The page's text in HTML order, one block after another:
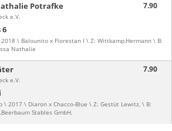
6
\ Balounito x Florestan I \ Z: Wittkamp,Hermann \ B:
Nathalie
Potrafke
e.V.
7.90
\ 2017 \ Diaron x Chacco-Blue \ Z: Gestüt Lewitz, \ B:
Stables GmbH,
e.V.
7.90